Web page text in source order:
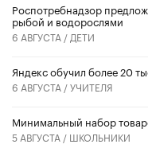
Роспотребнадзор
рыбой и водорослями
6 АВГУСТА / ДЕТИ
​Яндекс обучил более 20
6 АВГУСТА /УЧИТЕЛЯ
Минимальный набор
5 АВГУСТА / ШКОЛЬНИКИ